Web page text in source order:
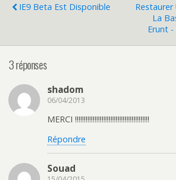
IE9 Beta Est Disponible
Restaurer
La
Erunt
3 réponses
shadom
06/04/2013
MERCI !!!!!!!!!!!!!!!!!!!!!!!!!!!!!!!!!!!!!!!!!!
Répondre
Souad